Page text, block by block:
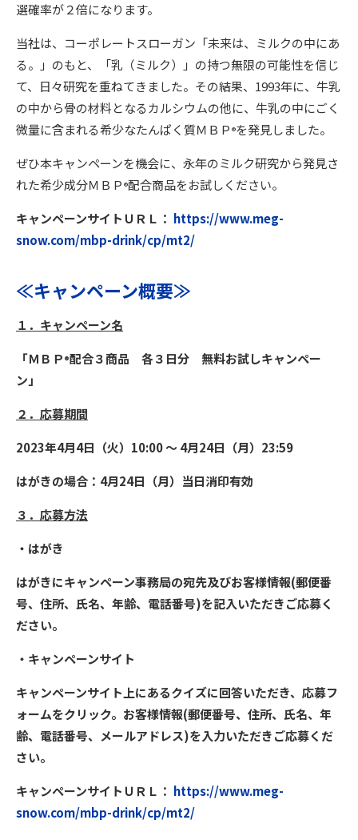
選確率が２倍になります。
当社は、コーポレートスローガン「未来は、ミルクの中にあ
る。」のもと、「乳（ミルク）」の持つ無限の可能性を信じ
て、日々研究を重ねてきました。その結果、1993年に、牛乳
の中から骨の材料となるカルシウムの他に、牛乳の中にごく
微量に含まれる希少なたんぱく質ＭＢＰ ®を発見しました。
ぜひ本キャンペーンを機会に、永年のミルク研究から発見さ
れた希少成分ＭＢＰ ®配合商品をお試しください。
キャンペーンサイトＵＲＬ： https://www.meg-
snow.com/mbp-drink/cp/mt2/
≪キャンペーン概要≫
１．キャンペーン名
「ＭＢＰ ®配合３商品 各３日分 無料お試しキャンペー
ン」
２．応募期間
2023年4月4日（火）10:00 ～ 4月24日（月）23:59
はがきの場合：4月24日（月）当日消印有効
３．応募方法
・はがき
はがきにキャンペーン事務局の宛先及びお客様情報(郵便番
号、住所、氏名、年齢、電話番号)を記入いただきご応募く
ださい。
・キャンペーンサイト
キャンペーンサイト上にあるクイズに回答いただき、応募フ
ォームをクリック。お客様情報(郵便番号、住所、氏名、年
齢、電話番号、メールアドレス)を入力いただきご応募くだ
さい。
キャンペーンサイトＵＲＬ： https://www.meg-
snow.com/mbp-drink/cp/mt2/